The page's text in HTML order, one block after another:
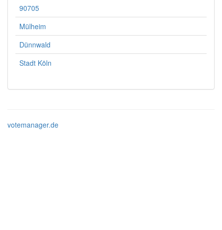
90705
Mülheim
Dünnwald
Stadt Köln
votemanager.de